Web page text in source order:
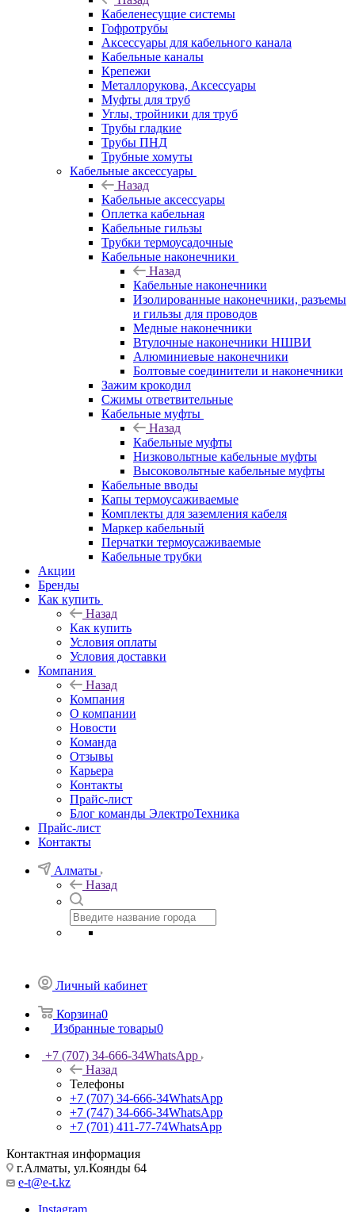
Кабеленесущие системы
Гофротрубы
Аксессуары для кабельного канала
Кабельные каналы
Крепежи
Металлорукова, Аксессуары
Муфты для труб
Углы, тройники для труб
Трубы гладкие
Трубы ПНД
Трубные хомуты
Кабельные аксессуары
Назад
Кабельные аксессуары
Оплетка кабельная
Кабельные гильзы
Трубки термоусадочные
Кабельные наконечники
Назад
Кабельные наконечники
Изолированные наконечники, разъемы
и гильзы для проводов
Медные наконечники
Втулочные наконечники НШВИ
Алюминиевые наконечники
Болтовые соединители и наконечники
Зажим крокодил
Сжимы ответвительные
Кабельные муфты
Назад
Кабельные муфты
Низковольтные кабельные муфты
Высоковольтные кабельные муфты
Кабельные вводы
Капы термоусаживаемые
Комплекты для заземления кабеля
Маркер кабельный
Перчатки термоусаживаемые
Кабельные трубки
Акции
Бренды
Как купить
Назад
Как купить
Условия оплаты
Условия доставки
Компания
Назад
Компания
О компании
Новости
Команда
Отзывы
Карьера
Контакты
Прайс-лист
Блог команды ЭлектроТехника
Прайс-лист
Контакты
Алматы
Назад
Личный кабинет
Корзина0
Избранные товары0
+7 (707) 34-666-34WhatsApp
Назад
Телефоны
+7 (707) 34-666-34WhatsApp
+7 (747) 34-666-34WhatsApp
+7 (701) 411-77-74WhatsApp
Контактная информация
г.Алматы, ул.Коянды 64
e-t@e-t.kz
Instagram